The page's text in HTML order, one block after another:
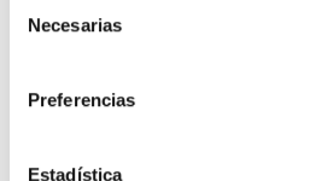
Necesarias
Preferencias
Estadística
maximizar beneficios sin
significativamente la volatilidad
son traspasables.
Merece la pena mencionar el